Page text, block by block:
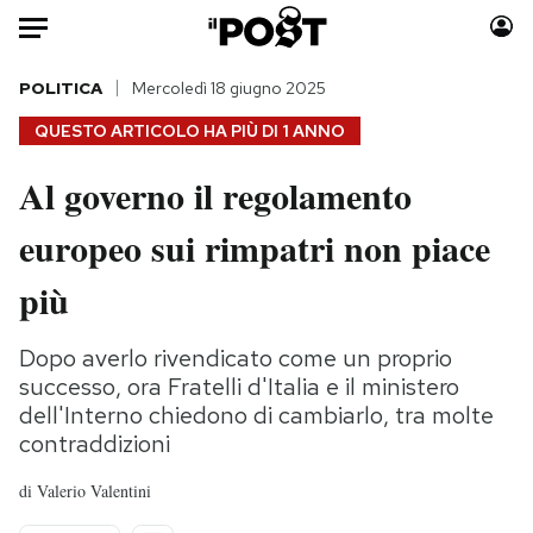
Auto
HOME
Italia
Politica
Scienza
Cultura
Economia
Moda
Consumismi
Media
Europa
QUESTO ARTICOLO HA PIÙ DI 1 ANNO
POLITICA Mercoledì 18 giugno 2025
Al governo il regolamento
europeo sui rimpatri non piace
più
Dopo averlo rivendicato come un proprio
successo, ora Fratelli d'Italia e il ministero
dell'Interno chiedono di cambiarlo, tra molte
contraddizioni
di Valerio Valentini